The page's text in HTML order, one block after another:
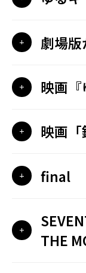
劇場
映画『
映画「
final
THE